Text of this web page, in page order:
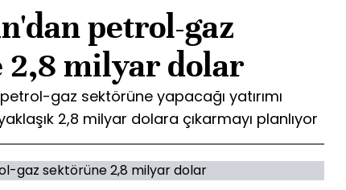
petrol-gaz
2,8 milyar dolar
gaz sektörüne yapacağı yatırımı
2,8 milyar dolara çıkarmayı planlıyor